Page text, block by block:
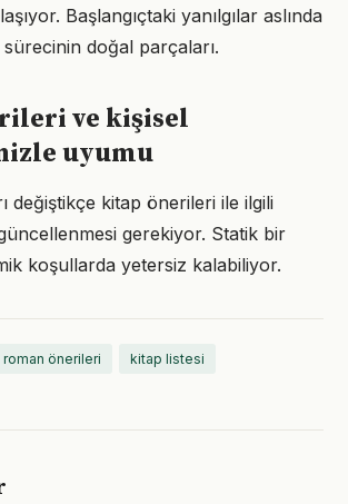
Başlangıçtaki yanılgılar aslında
doğal parçaları.
ve kişisel
uyumu
değiştikçe kitap önerileri ile ilgili
gerekiyor. Statik bir
koşullarda yetersiz kalabiliyor.
roman önerileri kitap listesi